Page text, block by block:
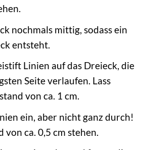
nochmals mittig, sodass ein
entsteht.
Linien auf das Dreieck, die
Seite verlaufen. Lass
von ca. 1 cm.
ein, aber nicht ganz durch!
von ca. 0,5 cm stehen.